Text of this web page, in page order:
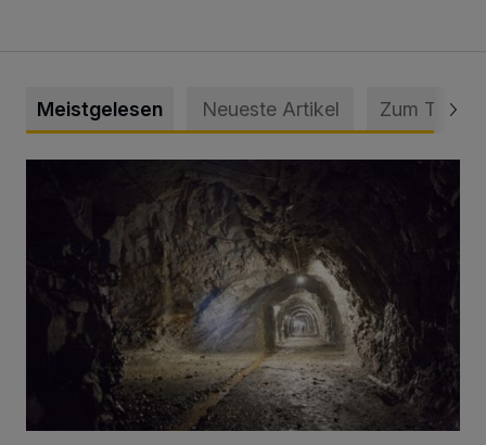
Meistgelesen Neueste Artikel Zum Thema